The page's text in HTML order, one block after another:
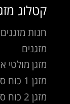
קטלוג
חנות מזגנים
מזגנים
מזגן מולטי
מזגן 1 כוח סוס
מזגן 2 כוח סוס